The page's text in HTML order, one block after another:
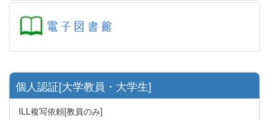
個人認証[大学教員・大学生]
ILL複写依頼[教員のみ]